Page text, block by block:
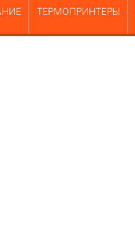
ТЕРМОПРИНТЕРЫ